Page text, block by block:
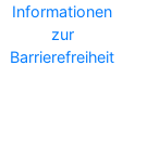
Informationen
zur
Barrierefreiheit